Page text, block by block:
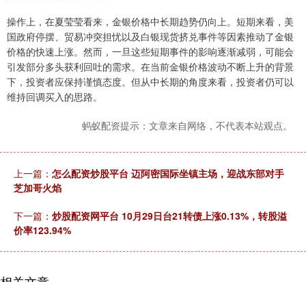
操作上，在夏莹莹看来，金银价格中长期趋势仍向上。短期来看，美
国政府停摆、贸易冲突担忧以及白银现货挤兑事件等因素推动了金银
价格的快速上涨。然而，一旦这些短期事件的影响逐渐减弱，可能会
引发部分多头获利回吐的需求。在当前金银价格波动不断上升的背景
下，投资者应保持谨慎态度。但从中长期的角度来看，投资者仍可以
维持回调买入的思路。
蚂蚁配资提示：文章来自网络，不代表本站观点。
上一篇： 怎么配资炒股平台 迈阿密国际坐镇主场，迎战东部对手
芝加哥火焰
下一篇： 炒股配资网平台 10月29日台21转债上涨0.13%，转股溢
价率123.94%